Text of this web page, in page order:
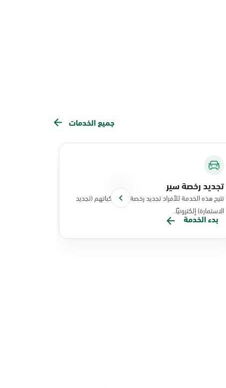
جميع الخدمات
تجديد رخصة سير
تتيح هذه الخدمة للأفراد تجديد رخصة سير مركباتهم (تجديد
الاستمارة) إلكترونيًا.
بدء الخدمة